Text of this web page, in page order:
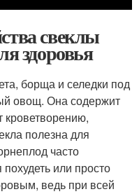
свеклы
здоровья
борща и селедки под
овощ. Она содержит
кроветворению,
полезна для
часто
или просто
ведь при всей